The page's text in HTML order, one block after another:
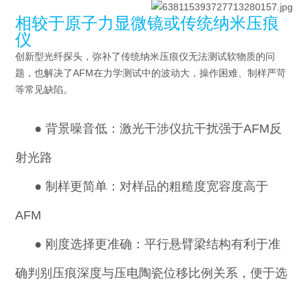
相较于原子力显微镜或传统纳米压痕
仪
创新型光纤探头，弥补了传统纳米压痕仪无法测试软物质的问
题，也解决了AFM在力学测试中的波动大，操作困难、制样严苛
等常见缺陷。
●背景噪音低：激光干涉仪抗干扰强于AFM反
射光路
●制样更简单：对样品的粗糙度宽容度高于
AFM
● 刚度选择更准确：平行悬臂梁结构有利于准
确判别压痕深度与压电陶瓷位移比例关系，便于选